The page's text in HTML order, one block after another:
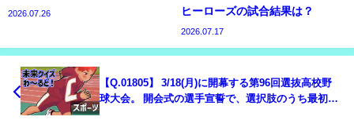
2026.07.26
ヒーローズの試合結果は？
2026.07.17
【Q.01805】 3/18(月)に開幕する第96回選抜高校野
球大会。 開会式の選手宣誓で、選択肢のうち最初に